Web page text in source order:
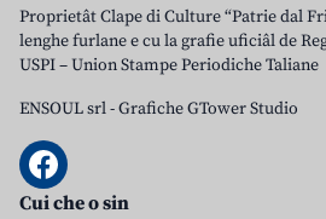
Proprietât Clape di Culture “Patrie dal
lenghe furlane e cu la grafie uficiâl de
USPI – Union Stampe Periodiche Taliane
ENSOUL srl-Grafiche GTower Studio
Cui che o sin